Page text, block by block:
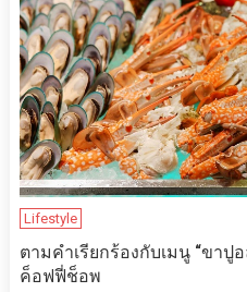
Lifestyle
ตามคำเรียกร้องกับเมนู “ขาปู
ค็อฟฟี่ช็อพ